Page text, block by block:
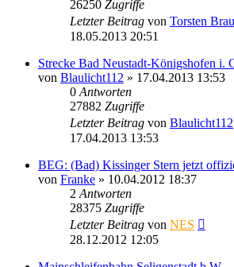
26250 Zugriffe
Letzter Beitrag von Torsten
18.05.2013 20:51
Strecke Bad Neustadt-Königshofen i.
von Blaulicht112 » 17.04.2013 13:53
0 Antworten
27882 Zugriffe
Letzter Beitrag von Blaulicht112
17.04.2013 13:53
BEG: (Bad) Kissinger Stern jetzt
von Franke » 10.04.2012 18:37
2 Antworten
28375 Zugriffe
Letzter Beitrag von NES
28.12.2012 12:05